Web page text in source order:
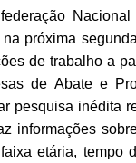
na próxima
de trabalho a
de Abate e
pesquisa inédita
informações
etária, tempo